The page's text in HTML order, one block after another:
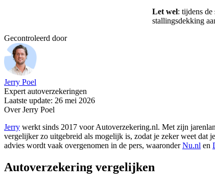
Let wel: tijdens
stallingsdekking
Gecontroleerd door
Jerry Poel
Expert autoverzekeringen
Laatste update: 26 mei 2026
Over Jerry Poel
Jerry werkt sinds 2017 voor Autoverzekering.nl. Met zijn
vergelijker zo uitgebreid als mogelijk is, zodat je zeker weet dat
advies wordt vaak overgenomen in de pers, waaronderNu.nl en
Autoverzekering vergelijken